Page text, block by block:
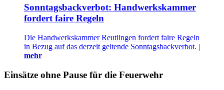
Sonntagsbackverbot: Handwerkskammer
fordert faire Regeln
Die Handwerkskammer Reutlingen fordert faire Regeln
in Bezug auf das derzeit geltende Sonntagsbackverbot. |
mehr
Einsätze ohne Pause für die Feuerwehr